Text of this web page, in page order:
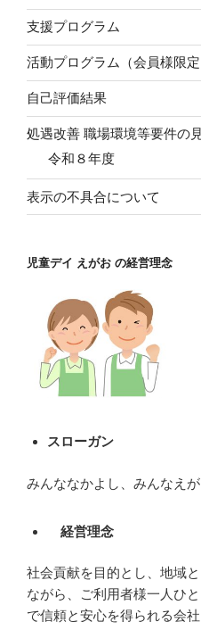
支援プログラム
活動プログラム（会員様限定
自己評価結果
処遇改善 職場環境等要件の
令和８年度
表示の不具合について
児童デイ えがお の経営理念
スローガン
みんななかよし、みんなえ
経営理念
社会貢献を目的とし、地域
ながら、ご利用者様一人ひ
で信頼と安心を得られる会